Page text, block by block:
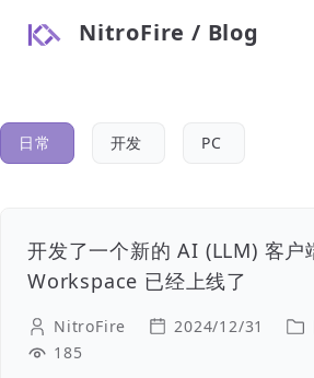
NitroFire / Blog
日常 开发 PC
开发了一个新的 AI (LLM) 客
Workspace 已经上线了
NitroFire 2024/12/31
185